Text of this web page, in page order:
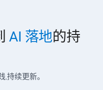
AI 落地的持
持续更新。